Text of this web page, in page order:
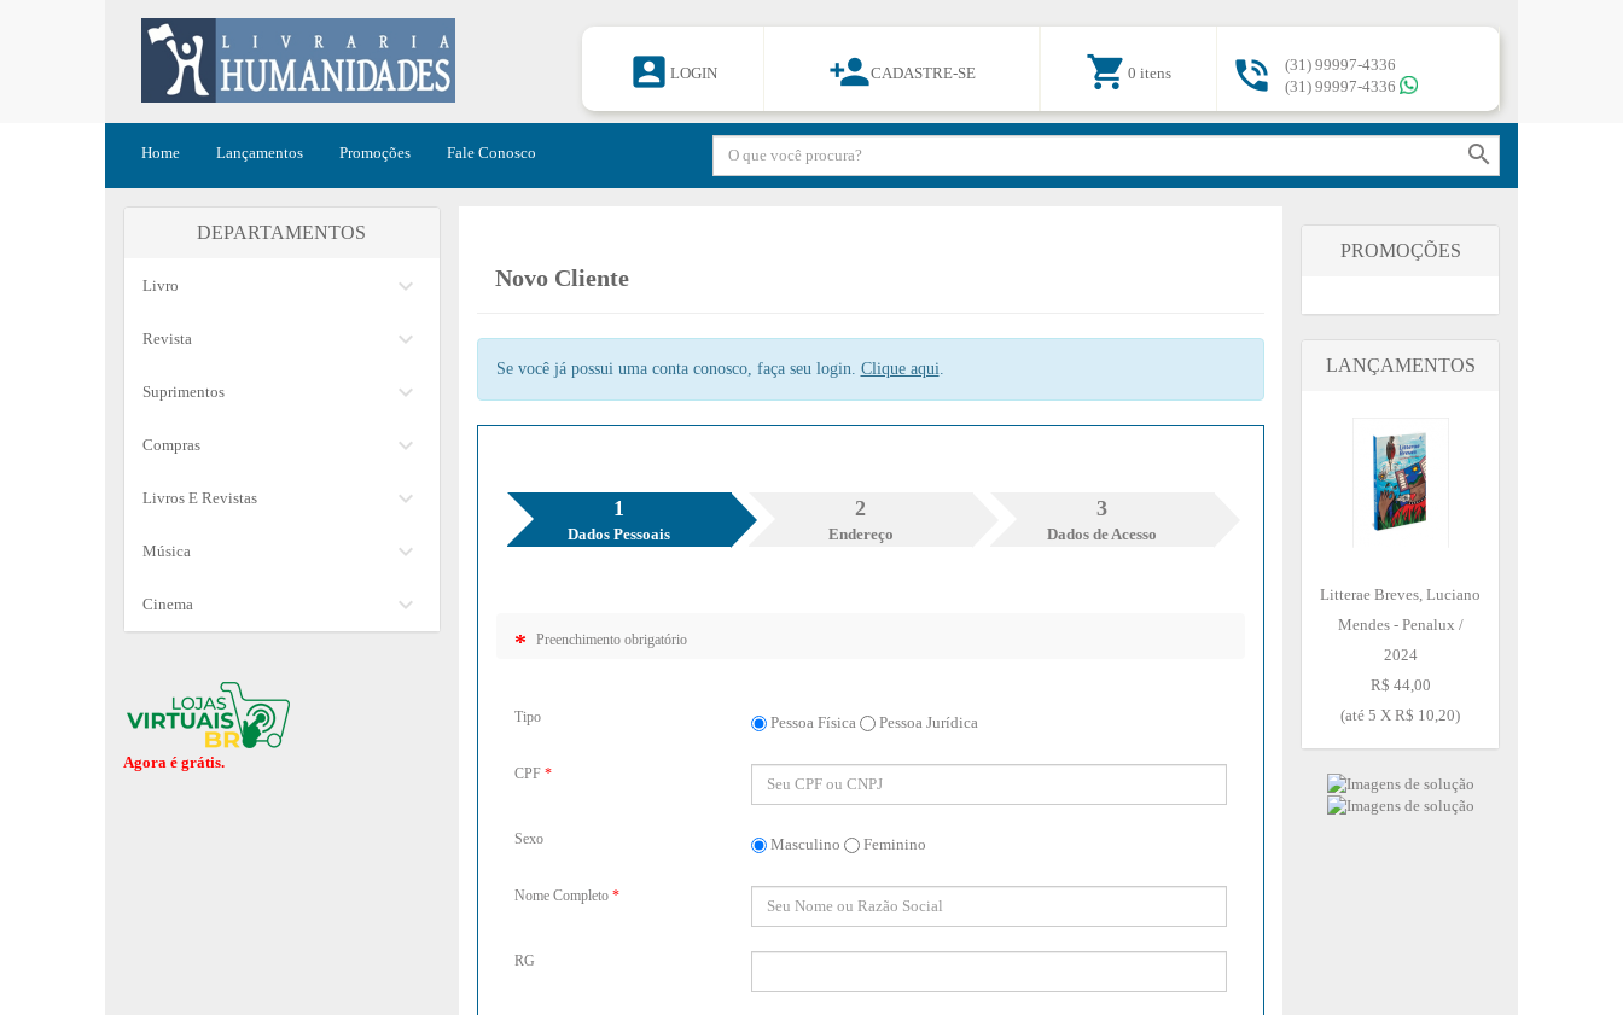
 LOGIN CADASTRE-SE shopping_cart 0 itens 
(31) 99997-4336
(31) 99997-4336
Home Lançamentos Promoções Fale Conosco search
DEPARTAMENTOS
Livro keyboard_arrow_down
Revista keyboard_arrow_down
Suprimentos keyboard_arrow_down
Compras keyboard_arrow_down
Livros E Revistas keyboard_arrow_down
Música keyboard_arrow_down
Cinema keyboard_arrow_down
Agora é grátis.
Novo Cliente
Se você já possui uma conta conosco, faça seu login. Clique aqui
1
Dados Pessoais
2
Endereço
3
Dados de Acesso
* Preenchimento obrigatório
Tipo Pessoa Física Pessoa Jurídica
CPF *
Sexo Masculino Feminino
Nome Completo *
RG
PROMOÇÕES
LANÇAMENTOS
Litterae Breves, Luciano
Mendes - Penalux /
2024
R$ 44,00
(até 5 X R$ 10,20)